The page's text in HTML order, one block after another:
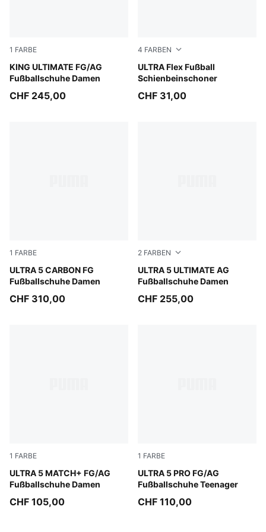
1 FARBE
KING ULTIMATE FG/AG
Fußballschuhe Damen
PUMA Silver-PUMA Black-Sun Struck-PUMA White
CHF 245,00
4 FARBEN
ULTRA Flex Fußball
Schienbeinschoner
Yellow Alert-PUMA Black
CHF 31,00
1 FARBE
ULTRA 5 CARBON FG
Fußballschuhe Damen
Matte Aged Silver-Yellow Alert-Sun Struck
CHF 310,00
2 FARBEN
ULTRA 5 ULTIMATE AG
Fußballschuhe Damen
Matte Aged Silver-Yellow
CHF 255,00
1 FARBE
ULTRA 5 MATCH+ FG/AG
Fußballschuhe Damen
Matte Aged Silver-Yellow Alert-Puma Aged Silver
CHF 105,00
1 FARBE
ULTRA 5 PRO FG/AG
Fußballschuhe Teenager
Matte Aged Silver-Yellow
CHF 110,00